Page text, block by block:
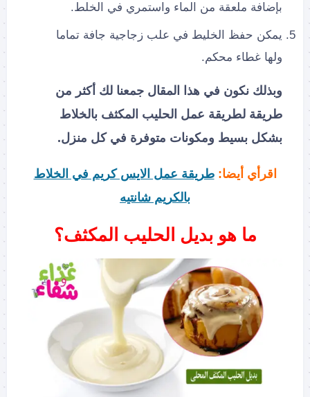
بإضافة ملعقة من الماء واستمري في الخلط.
يمكن حفظ الخليط في علب زجاجية جافة تماما
ولها غطاء محكم.
وبذلك نكون في هذا المقال جمعنا لك أكثر من
طريقة لطريقة عمل الحليب المكثف بالخلاط
بشكل بسيط ومكونات متوفرة في كل منزل.
اقرأي أيضا:طريقة عمل الايس كريم في الخلاط
بالكريم شانتيه
ما هو بديل الحليب المكثف؟